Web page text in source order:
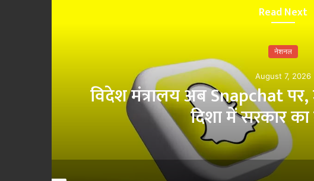
Read Next
नेशनल
August 7, 2026
विदेश मंत्रालय अब Snapchat
दिशा में सरकार